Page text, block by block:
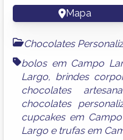
Mapa
Chocolates
bolos em Campo
Largo, brindes
chocolates
chocolates
cupcakes em
Largo e trufas em